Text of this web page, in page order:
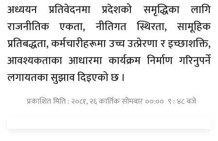
अध्ययन प्रतिवेदनमा प्रदेशको समृद्धिका लागि
राजनीतिक एकता, नीतिगत स्थिरता, सामूहिक
प्रतिबद्धता, कर्मचारीहरूमा उच्च उत्प्रेरणा र इच्छाशक्ति,
आवश्यकताका आधारमा कार्यक्रम निर्माण गरिनुपर्ने
लगायतका सुझाव दिइएको छ ।
प्रकाशित मिति : २०८१, २६ कार्तिक सोमबार ००:०० ९ : ४८ बजे